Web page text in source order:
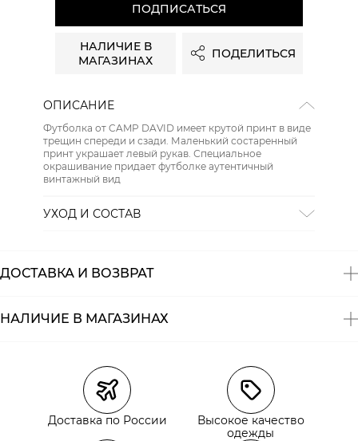
ПОДПИСАТЬСЯ
НАЛИЧИЕ В
МАГАЗИНАХ
ПОДЕЛИТЬСЯ
ОПИСАНИЕ
Футболка от CAMP DAVID имеет крутой принт в виде
трещин спереди и сзади. Маленький состаренный
принт украшает левый рукав. Специальное
окрашивание придает футболке аутентичный
винтажный вид
УХОД И СОСТАВ
ГЛАЖЕНИЕ:не гладить горячим (макс. 110 °)
ДОСТАВКА И ВОЗВРАТ
Курьерская доставка СДЭК
Самовывоз из пункта выдачи СДЭК
Самовывоз из наших магазинов
НАЛИЧИЕ В МАГАЗИНАХ
Доставка по России
Высокое качество
одежды